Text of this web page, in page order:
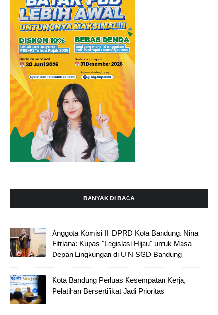
BANYAK DI BACA
Anggota Komisi III DPRD Kota Bandung, Nina
Fitriana: Kupas "Legislasi Hijau" untuk Masa
Depan Lingkungan di UIN SGD Bandung
Kota Bandung Perluas Kesempatan Kerja,
Pelatihan Bersertifikat Jadi Prioritas